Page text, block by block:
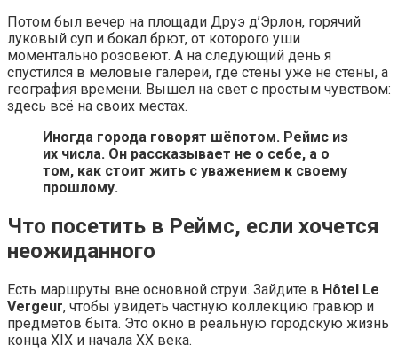
Потом был вечер на площади Друэ д’Эрлон, горячий
луковый суп и бокал брют, от которого уши
моментально розовеют. А на следующий день я
спустился в меловые галереи, где стены уже не стены, а
география времени. Вышел на свет с простым чувством:
здесь всё на своих местах.
Иногда города говорят шёпотом. Реймс из
их числа. Он рассказывает не о себе, а о
том, как стоит жить с уважением к своему
прошлому.
Что посетить в Реймс, если хочется
неожиданного
Есть маршруты вне основной струи. Зайдите в Hôtel Le
Vergeur, чтобы увидеть частную коллекцию гравюр и
предметов быта. Это окно в реальную городскую жизнь
конца XIX и начала XX века.